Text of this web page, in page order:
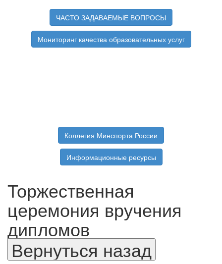
ЧАСТО ЗАДАВАЕМЫЕ ВОПРОСЫ
Мониторинг качества образовательных услуг
Коллегия Минспорта России
Информационные ресурсы
Торжественная
церемония вручения
дипломов